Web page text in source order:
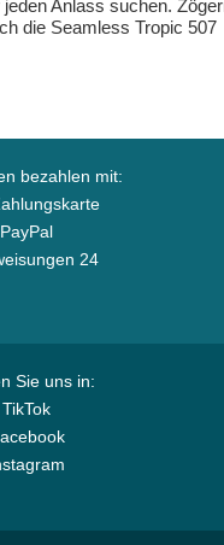
Anlass suchen.
die Seamless Tropic 507
bezahlen mit:
PayPal
24
Sie uns in:
TikTok